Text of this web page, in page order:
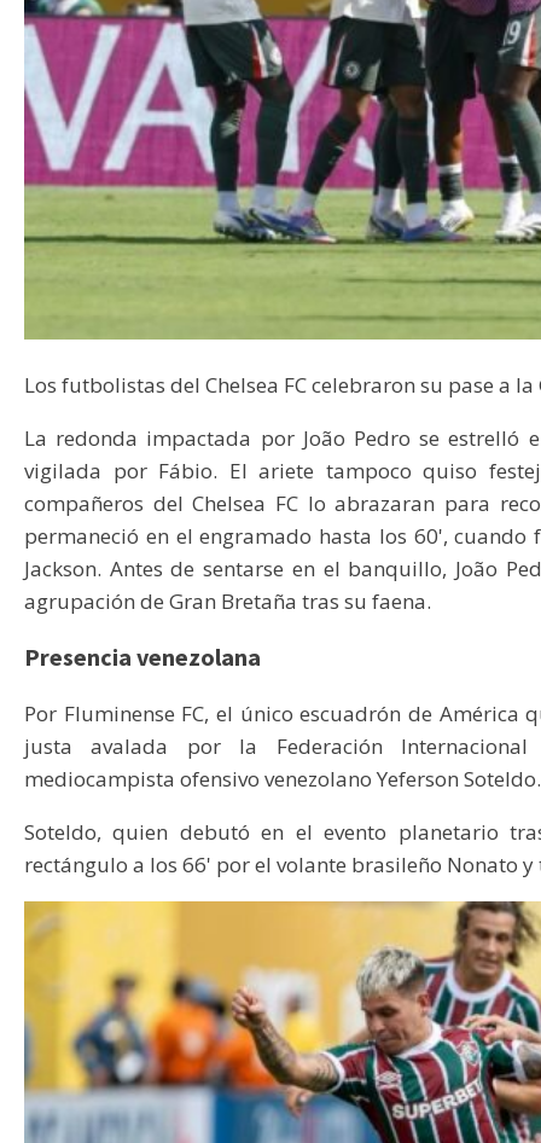
Los futbolistas del Chelsea FC celebraron su pase a la
La redonda impactada por João Pedro se estrelló
vigilada por Fábio. El ariete tampoco quiso
compañeros del Chelsea FC lo abrazaran para
permaneció en el engramado hasta los 60',
Jackson. Antes de sentarse en el banquillo, João
agrupación de Gran Bretaña tras su faena.
Presencia venezolana
Por Fluminense FC, el único escuadrón de
justa avalada por la Federación
mediocampista ofensivo venezolano Yeferson Soteldo.
Soteldo, quien debutó en el evento planetario
rectángulo a los 66' por el volante brasileño Nonato